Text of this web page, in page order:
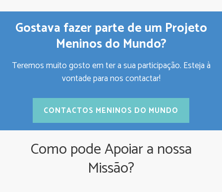
Gostava fazer parte de um Projeto
Meninos do Mundo?
Teremos muito gosto em ter a sua participação. Esteja à
vontade para nos contactar!
CONTACTOS MENINOS DO MUNDO
Como pode Apoiar a nossa
Missão?